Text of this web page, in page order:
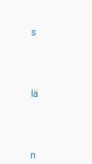
s
lä
n